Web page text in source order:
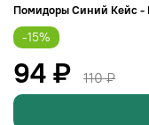
Помидоры Синий Кейс -
-15%
94 ₽
110 ₽